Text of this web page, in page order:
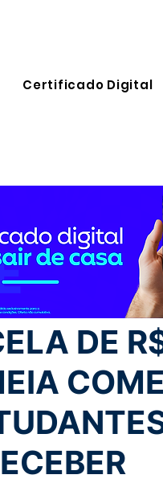
Certificado Digital
DE
3 min de leitura